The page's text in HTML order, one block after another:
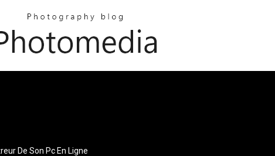
De Son Pc En Ligne